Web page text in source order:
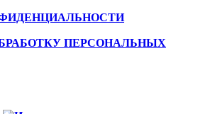
ПЕРСОНАЛЬНЫХ